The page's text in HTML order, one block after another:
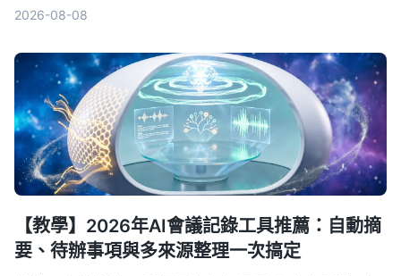
2026-08-08
【教學】2026年AI會議記錄工具推薦：自動摘
要、待辦事項與多來源整理一次搞定